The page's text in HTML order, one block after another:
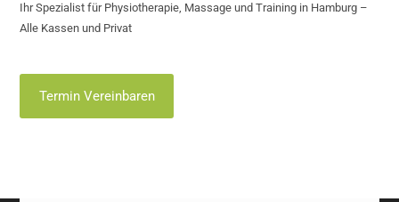
Ihr Spezialist für Physiotherapie, Massage und Training in Hamburg –
Alle Kassen und Privat
Termin Vereinbaren